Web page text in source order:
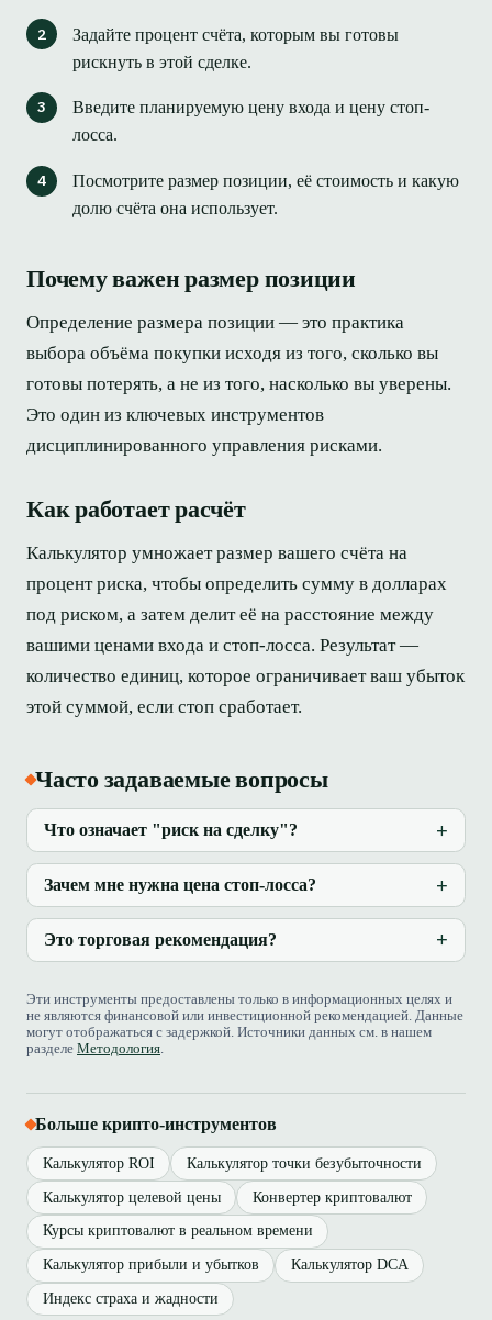
Задайте процент счёта, которым вы готовы
рискнуть в этой сделке.
Введите планируемую цену входа и цену стоп-
лосса.
Посмотрите размер позиции, её стоимость и какую
долю счёта она использует.
Почему важен размер позиции
Определение размера позиции — это практика
выбора объёма покупки исходя из того, сколько вы
готовы потерять, а не из того, насколько вы уверены.
Это один из ключевых инструментов
дисциплинированного управления рисками.
Как работает расчёт
Калькулятор умножает размер вашего счёта на
процент риска, чтобы определить сумму в долларах
под риском, а затем делит её на расстояние между
вашими ценами входа и стоп-лосса. Результат —
количество единиц, которое ограничивает ваш убыток
этой суммой, если стоп сработает.
Часто задаваемые вопросы
Что означает "риск на сделку"?
Зачем мне нужна цена стоп-лосса?
Это торговая рекомендация?
Эти инструменты предоставлены только в информационных целях и
не являются финансовой или инвестиционной рекомендацией. Данные
могут отображаться с задержкой. Источники данных см. в нашем
разделе Методология.
Больше крипто-инструментов
Калькулятор ROI Калькулятор точки безубыточности
Калькулятор целевой цены Конвертер криптовалют
Курсы криптовалют в реальном времени
Калькулятор прибыли и убытков Калькулятор DCA
Индекс страха и жадности